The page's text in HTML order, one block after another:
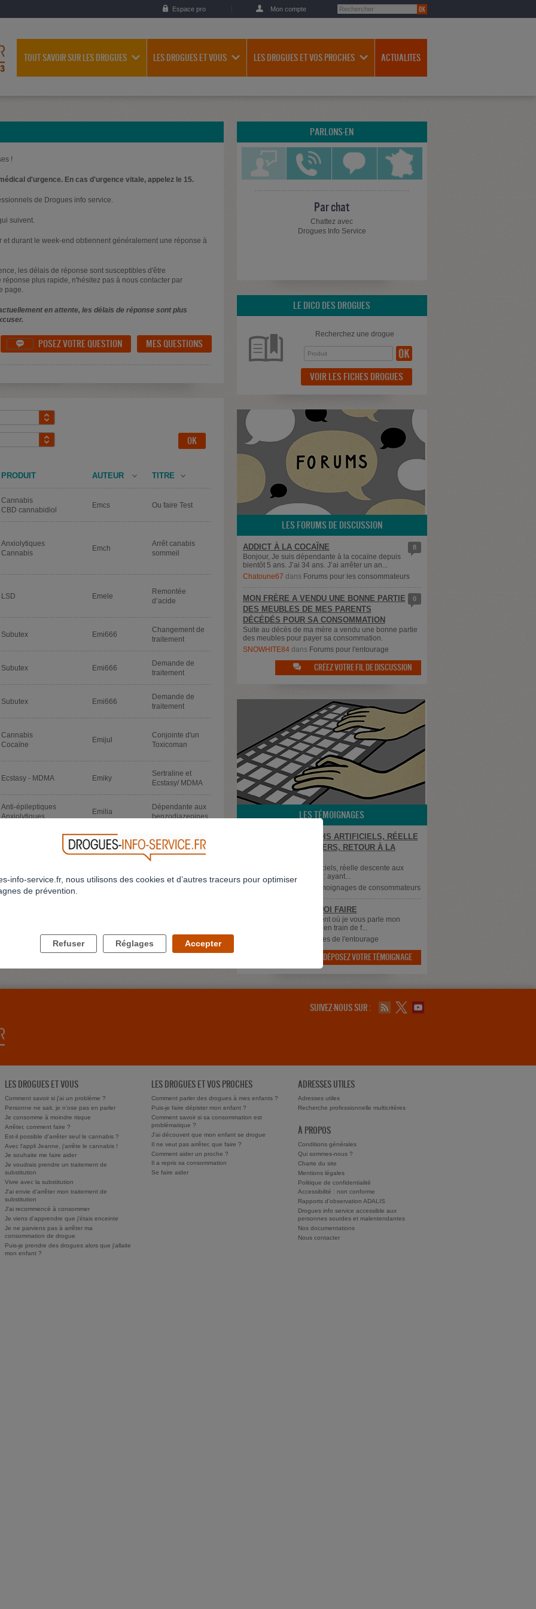
Espace pro Mon compte
TOUT SAVOIR SUR LES DROGUES LES DROGUES ET VOUS LES DROGUES ET VOS PROCHES ACTUALITES
!
d'urgence. En cas d'urgence vitale, appelez le 15.
de Drogues info service.
suivent.
durant le week-end obtiennent généralement une réponse à
les délais de réponse sont susceptibles d'être
plus rapide, n'hésitez pas à nous contacter par
page.
en attente, les délais de réponse sont plus
 POSEZ VOTRE QUESTION MES QUESTIONS
PRODUIT AUTEUR TITRE
Cannabis
CBD cannabidiol
Emcs Ou faire Test
Anxiolytiques
Cannabis
Emch
Arrêt canabis
sommeil
LSD Emele
Remontée
d’acide
Subutex Emi666
Changement de
traitement
Subutex Emi666
Demande de
traitement
Subutex Emi666
Demande de
traitement
Cannabis
Cocaïne
Emijul
Conjointe d'un
Toxicoman
Ecstasy - MDMA Emiky
Sertraline et
Ecstasy/ MDMA
Anti-épileptiques
Anxiolytiques
Emilia
Dépendante aux
benzodiazepines
synthèse (spice, blend,
emjuliette
Anxiété après
bad trip HHC
825 826 827 828
PARLONS-EN
Par chat
Chattez avec
Drogues Info Service
LE DICO DES DROGUES
Recherchez une drogue
VOIR LES FICHES DROGUES
LES FORUMS DE DISCUSSION
8
ADDICT À LA COCAÏNE
Bonjour, Je suis dépendante à la cocaïne depuis
bientôt 5 ans. J’ai 34 ans. J’ai arrêter un an...
Chatoune67 dans Forums pour les consommateurs
0
MON FRÈRE A VENDU UNE BONNE PARTIE
DES MEUBLES DE MES PARENTS
DÉCÉDÉS POUR SA CONSOMMATION
Suite au décès de ma mère a vendu une bonne partie
des meubles pour payer sa consommation.
SNOWHITE84dans Forums pour l'entourage
 CRÉEZ VOTRE FIL DE DISCUSSION
LES TÉMOIGNAGES
MONTÉE AUX PARADIS ARTIFICIELS, RÉELLE
DESCENTE AUX ENFERS, RETOUR À LA
Monter aux paradis artificiels, réelle descente aux
enfers, retour à la réalité : ayant...
Témoignages de consommateurs
JE NE SAIS PLUS QUOI FAIRE
Bonjour à tous, Au moment où je vous parle mon
conjoint qui à 43 ans est en train de f...
Témoignages de l'entourage
DÉPOSEZ VOTRE TÉMOIGNAGE
SUIVEZ-NOUS SUR :
LES DROGUES ET VOUS
Comment savoir si j'ai un problème ?
Personne ne sait, je n'ose pas en parler
Je consomme à moindre risque
Arrêter, comment faire ?
Est-il possible d'arrêter seul le cannabis ?
Avec l'appli Jeanne, j'arrête le cannabis !
Je souhaite me faire aider
Je voudrais prendre un traitement de
substitution
Vivre avec la substitution
J'ai envie d'arrêter mon traitement de
substitution
J'ai recommencé à consommer
Je viens d'apprendre que j'étais enceinte
Je ne parviens pas à arrêter ma
consommation de drogue
Puis-je prendre des drogues alors que j'allaite
mon enfant ?
LES DROGUES ET VOS PROCHES
Comment parler des drogues à mes enfants ?
Puis-je faire dépister mon enfant ?
Comment savoir si sa consommation est
problématique ?
J'ai découvert que mon enfant se drogue
Il ne veut pas arrêter, que faire ?
Comment aider un proche ?
Il a repris sa consommation
Se faire aider
ADRESSES UTILES
Adresses utiles
Recherche professionnelle multicritères
À PROPOS
Conditions générales
Qui sommes-nous ?
Charte du site
Mentions légales
Politique de confidentialité
Accessibilité : non conforme
Rapports d'observation ADALIS
Drogues info service accessible aux
personnes sourdes et malentendantes
Nos documentations
Nous contacter
info-service.fr, nous utilisons des cookies et d’autres traceurs pour optimiser
de prévention.
Refuser Réglages Accepter